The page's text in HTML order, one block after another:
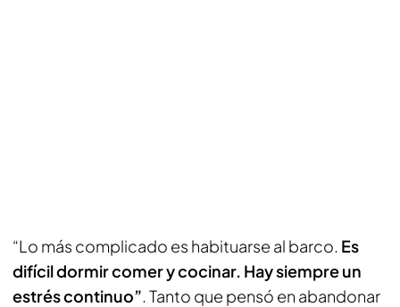
“Lo más complicado es habituarse al barco. Es
difícil dormir comer y cocinar. Hay siempre un
estrés continuo”. Tanto que pensó en abandonar